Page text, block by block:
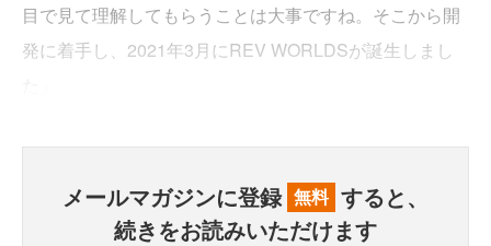
目で見て理解してもらうことは大事ですね。そこから開
発に着手し、2021年3月にREV WORLDSが誕生しまし
メールマガジンに登録 無料 すると、
続きをお読みいただけます